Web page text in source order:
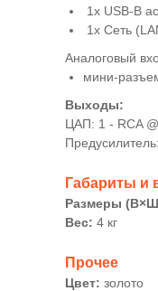
1x USB-B
1x Сеть
Аналоговый
мини-
Выходы:
ЦАП: 1 - RCA
Габариты и
Размеры
Вес: 4 кг
Прочее
Цвет: золото